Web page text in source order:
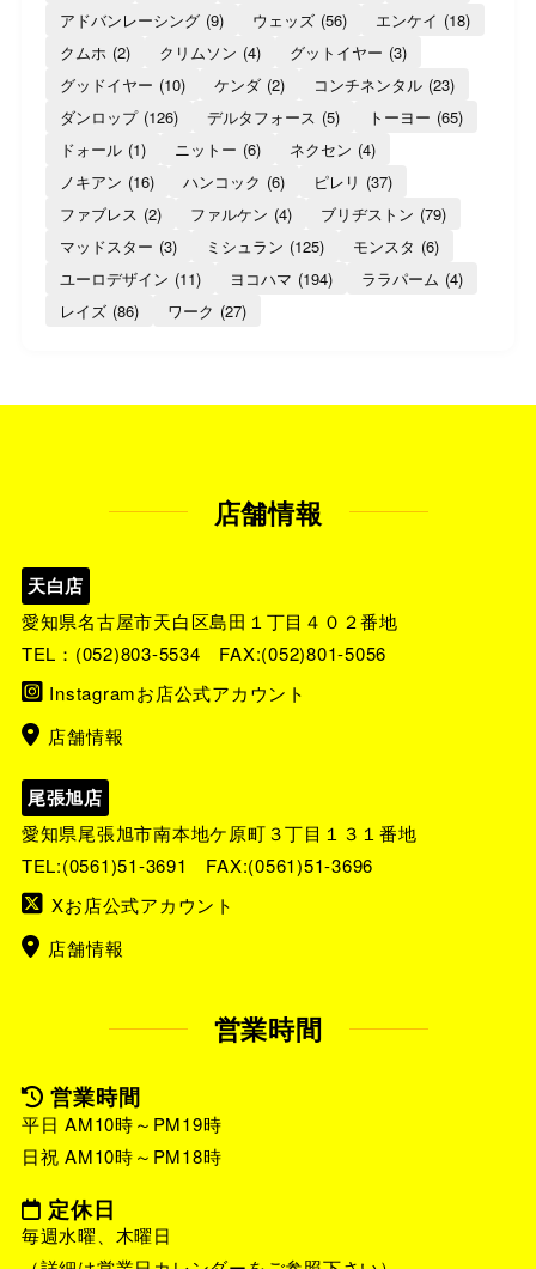
アドバンレーシング (9) ウェッズ (56) エンケイ (18)
クムホ (2) クリムソン (4) グットイヤー (3)
グッドイヤー (10) ケンダ (2) コンチネンタル (23)
ダンロップ (126) デルタフォース (5) トーヨー (65)
ドォール (1) ニットー (6) ネクセン (4)
ノキアン (16) ハンコック (6) ピレリ (37)
ファブレス (2) ファルケン (4) ブリヂストン (79)
マッドスター (3) ミシュラン (125) モンスタ (6)
ユーロデザイン (11) ヨコハマ (194) ララパーム (4)
レイズ (86) ワーク (27)
店舗情報
天白店
愛知県名古屋市天白区島田１丁目４０２番地
TEL： (052)803-5534 FAX:(052)801-5056
Instagramお店公式アカウント
店舗情報
尾張旭店
愛知県尾張旭市南本地ケ原町３丁目１３１番地
TEL:(0561)51-3691
FAX:(0561)51-3696
Xお店公式アカウント
店舗情報
営業時間
営業時間
平日 AM10時～PM19時
日祝 AM10時～PM18時
定休日
毎週水曜、木曜日